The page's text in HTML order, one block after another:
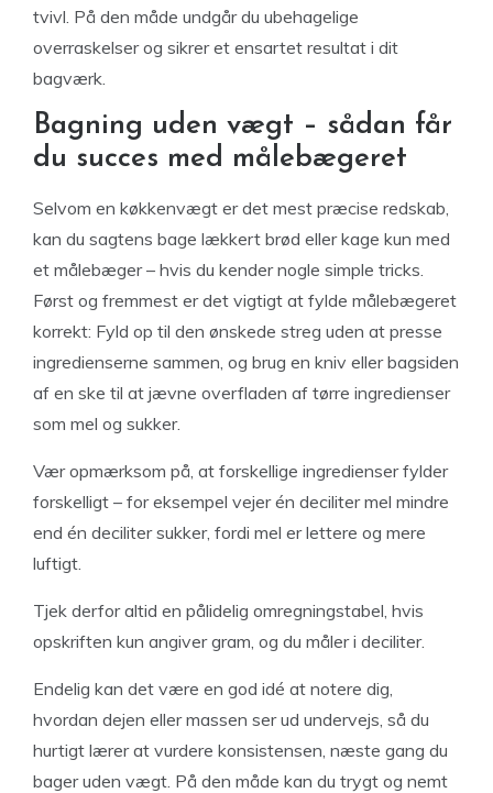
tvivl. På den måde undgår du ubehagelige
overraskelser og sikrer et ensartet resultat i dit
bagværk.
Bagning uden vægt – sådan får
du succes med målebægeret
Selvom en køkkenvægt er det mest præcise redskab,
kan du sagtens bage lækkert brød eller kage kun med
et målebæger – hvis du kender nogle simple tricks.
Først og fremmest er det vigtigt at fylde målebægeret
korrekt: Fyld op til den ønskede streg uden at presse
ingredienserne sammen, og brug en kniv eller bagsiden
af en ske til at jævne overfladen af tørre ingredienser
som mel og sukker.
Vær opmærksom på, at forskellige ingredienser fylder
forskelligt – for eksempel vejer én deciliter mel mindre
end én deciliter sukker, fordi mel er lettere og mere
luftigt.
Tjek derfor altid en pålidelig omregningstabel, hvis
opskriften kun angiver gram, og du måler i deciliter.
Endelig kan det være en god idé at notere dig,
hvordan dejen eller massen ser ud undervejs, så du
hurtigt lærer at vurdere konsistensen, næste gang du
bager uden vægt. På den måde kan du trygt og nemt